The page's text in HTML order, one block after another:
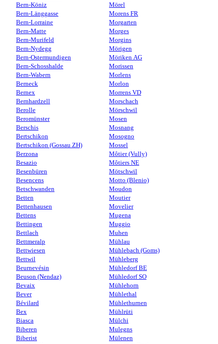
Bern-Köniz
Bern-Länggasse
Bern-Lorraine
Bern-Matte
Bern-Murifeld
Bern-Nydegg
Bern-Ostermundigen
Bern-Schosshalde
Bern-Wabern
Berneck
Bernex
Bernhardzell
Berolle
Beromünster
Berschis
Bertschikon
Bertschikon (Gossau ZH)
Berzona
Besazio
Besenbüren
Besencens
Betschwanden
Betten
Bettenhausen
Bettens
Bettingen
Bettlach
Bettmeralp
Bettwiesen
Bettwil
Beurnevésin
Beuson (Nendaz)
Bevaix
Bever
Bévilard
Bex
Biasca
Biberen
Biberist
Mörel
Morens FR
Morgarten
Morges
Morgins
Mörigen
Möriken AG
Morissen
Morlens
Morlon
Morrens VD
Morschach
Mörschwil
Mosen
Mosnang
Mosogno
Mossel
Môtier (Vully)
Môtiers NE
Mötschwil
Motto (Blenio)
Moudon
Moutier
Movelier
Mugena
Muggio
Muhen
Mühlau
Mühlebach (Goms)
Mühleberg
Mühledorf BE
Mühledorf SO
Mühlehorn
Mühlethal
Mühlethurnen
Mühlrüti
Mülchi
Mulegns
Mülenen